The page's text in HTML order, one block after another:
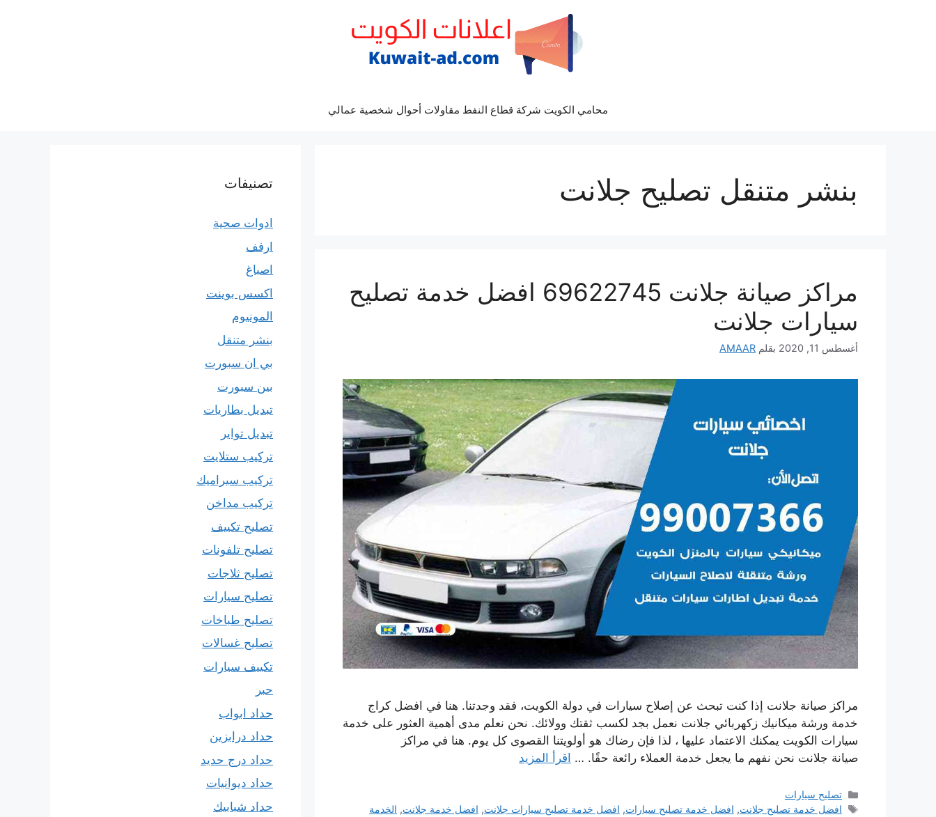
محامي الكويت شركة قطاع النفط مقاولات أحوال شخصية عمالي
بنشر متنقل تصليح جلانت
مراكز صيانة جلانت 69622745 افضل خدمة تصليح
سيارات جلانت
أغسطس 11, 2020 بقلم AMAAR
مراكز صيانة جلانت إذا كنت تبحث عن إصلاح سيارات في دولة الكويت، فقد وجدتنا. هنا في افضل كراج
خدمة ورشة ميكانيك زكهربائي جلانت نعمل بجد لكسب ثقتك وولائك. نحن نعلم مدى أهمية العثور على خدمة
سيارات الكويت يمكنك الاعتماد عليها ، لذا فإن رضاك ​​هو أولويتنا القصوى كل يوم. هنا في مراكز
صيانة جلانت نحن نفهم ما يجعل خدمة العملاء رائعة حقًا. … اقرأ المزيد
التصنيفات
تصليح سيارات
الوسوم
افضل خدمة تصليح جلانت, افضل خدمة تصليح سيارات, افضل خدمة تصليح سيارات جلانت, افضل خدمة جلانت, الخدمة
تصنيفات
ادوات صحية
ارفف
اصباغ
اكسس بوينت
المونيوم
بنشر متنقل
بي ان سبورت
بين سبورت
تبديل بطاريات
تبديل تواير
تركيب ستلايت
تركيب سيراميك
تركيب مداخن
تصليح تكييف
تصليح تلفونات
تصليح ثلاجات
تصليح سيارات
تصليح طباخات
تصليح غسالات
تكييف سيارات
حبر
حداد ابواب
حداد درابزين
حداد درج حديد
حداد ديوانيات
حداد شبابيك